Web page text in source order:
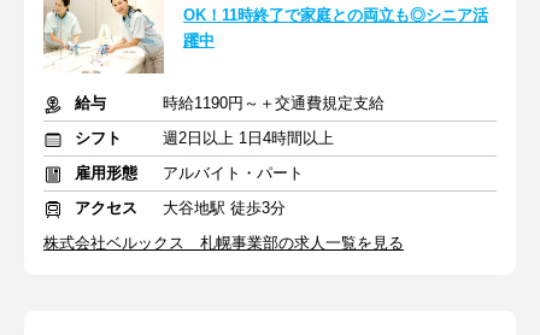
OK！11時終了で家庭との両立も◎シニア活
躍中
給与
時給1190円～＋交通費規定支給
シフト
週2日以上 1日4時間以上
雇用形態
アルバイト・パート
アクセス
大谷地駅 徒歩3分
株式会社ベルックス 札幌事業部の求人一覧を見る